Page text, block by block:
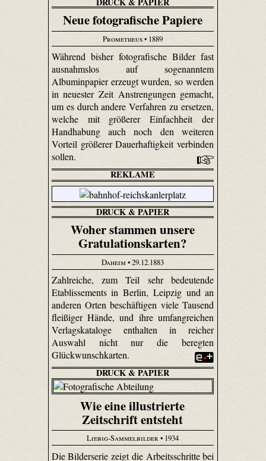
Neue fotografische Papiere
Prometheus• 1889
Während bisher fotografische Bilder fast
ausnahmslos auf sogenanntem
Albuminpapier erzeugt wurden, so werden
in neuester Zeit Anstrengungen gemacht,
um es durch andere Verfahren zu ersetzen,
welche mit größerer Einfachheit der
Handhabung auch noch den weiteren
Vorteil größerer Dauerhaftigkeit verbinden
sollen.
REKLAME
DRUCK & PAPIER
Woher stammen unsere
Gratulationskarten?
Daheim• 29.12.1883
Zahlreiche, zum Teil sehr bedeutende
Etablissements in Berlin, Leipzig und an
anderen Orten beschäftigen viele Tausend
fleißiger Hände, und ihre umfangreichen
Verlagskataloge enthalten in reicher
Auswahl nicht nur die beregten
Glückwunschkarten.
DRUCK & PAPIER
Wie eine illustrierte
Zeitschrift entsteht
Liebig-Sammelbilder• 1934
Die Bilderserie zeigt die Arbeitsschritte bei